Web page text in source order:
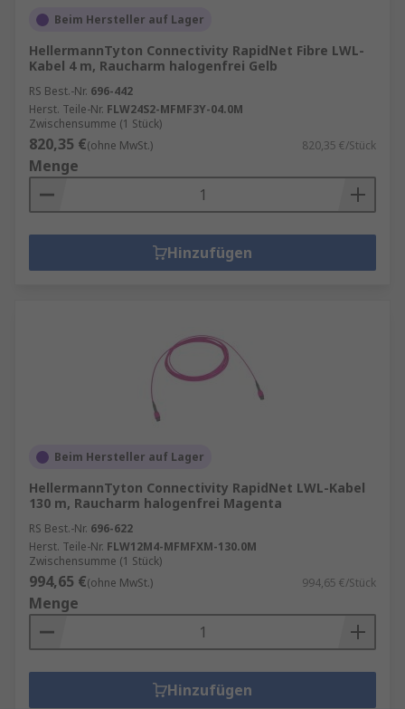
Beim Hersteller auf Lager
HellermannTyton Connectivity RapidNet Fibre LWL-
Kabel 4 m, Raucharm halogenfrei Gelb
RS Best.-Nr. 696-442
Herst. Teile-Nr. FLW24S2-MFMF3Y-04.0M
Zwischensumme (1 Stück)
820,35 €(ohne MwSt.) 820,35 €/Stück
Menge
Hinzufügen
Beim Hersteller auf Lager
HellermannTyton Connectivity RapidNet LWL-Kabel
130 m, Raucharm halogenfrei Magenta
RS Best.-Nr. 696-622
Herst. Teile-Nr. FLW12M4-MFMFXM-130.0M
Zwischensumme (1 Stück)
994,65 €(ohne MwSt.) 994,65 €/Stück
Menge
Hinzufügen